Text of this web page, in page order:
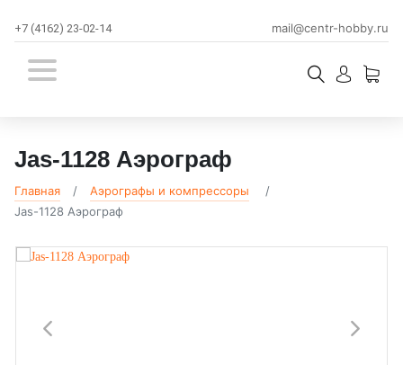
mail@centr-hobby.ru
+7 (4162) 23-02-14
Jas-1128 Аэрограф
Главная
Аэрографы и компрессоры
Jas-1128 Аэрограф